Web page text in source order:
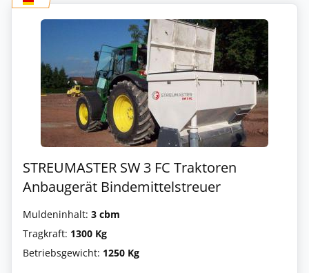
STREUMASTER SW 3 FC Traktoren
Anbaugerät Bindemittelstreuer
Muldeninhalt: 3 cbm
Tragkraft: 1300 Kg
Betriebsgewicht: 1250 Kg